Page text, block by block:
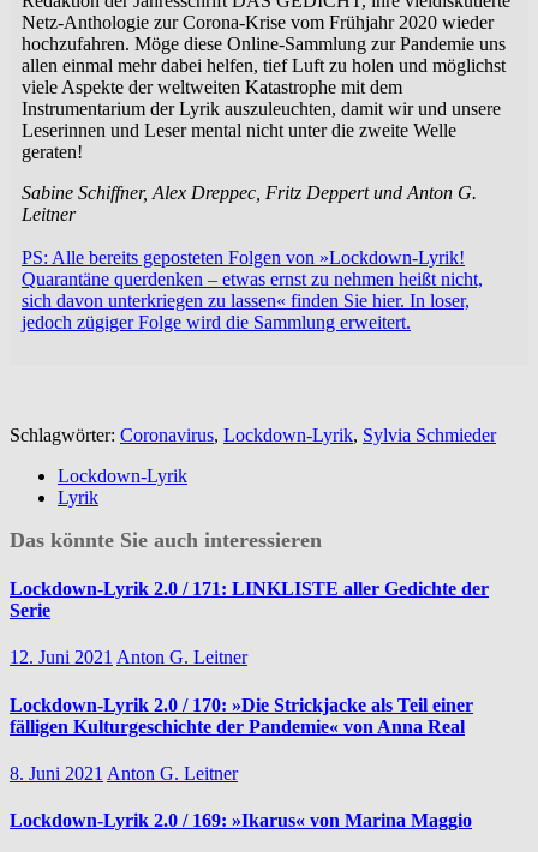
Netz-Anthologie zur Corona-Krise vom Frühjahr 2020 wieder
hochzufahren. Möge diese Online-Sammlung zur Pandemie uns
allen einmal mehr dabei helfen, tief Luft zu holen und möglichst
viele Aspekte der weltweiten Katastrophe mit dem
Instrumentarium der Lyrik auszuleuchten, damit wir und unsere
Leserinnen und Leser mental nicht unter die zweite Welle
geraten!
Sabine Schiffner, Alex Dreppec, Fritz Deppert und Anton G.
Leitner
PS: Alle bereits geposteten Folgen von »Lockdown-Lyrik!
Quarantäne querdenken – etwas ernst zu nehmen heißt nicht,
sich davon unterkriegen zu lassen« finden Sie hier. In loser,
jedoch zügiger Folge wird die Sammlung erweitert.
Schlagwörter: Coronavirus, Lockdown-Lyrik, Sylvia Schmieder
Lockdown-Lyrik
Lyrik
Das könnte Sie auch interessieren
Lockdown-Lyrik 2.0 / 171: LINKLISTE aller Gedichte der
Serie
12. Juni 2021 Anton G. Leitner
Lockdown-Lyrik 2.0 / 170: »Die Strickjacke als Teil einer
fälligen Kulturgeschichte der Pandemie« von Anna Real
8. Juni 2021 Anton G. Leitner
Lockdown-Lyrik 2.0 / 169: »Ikarus« von Marina Maggio